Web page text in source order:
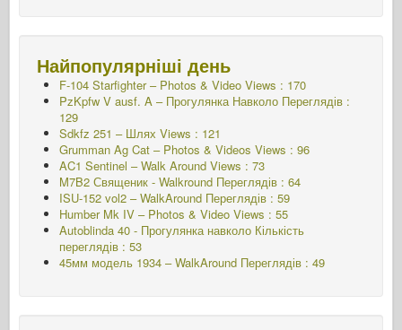
Найпопулярніші день
F-104 Starfighter – Photos & Video Views : 170
PzKpfw V ausf. A – Прогулянка Навколо Переглядів :
129
Sdkfz 251 – Шлях Views : 121
Grumman Ag Cat – Photos & Videos Views : 96
AC1 Sentinel – Walk Around Views : 73
M7B2 Священик - Walkround Переглядів : 64
ISU-152 vol2 – WalkAround Переглядів : 59
Humber Mk IV – Photos & Video Views : 55
Autoblinda 40 - Прогулянка навколо Кількість
переглядів : 53
45мм модель 1934 – WalkAround Переглядів : 49